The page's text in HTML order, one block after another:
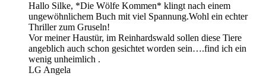
Hallo Silke, *Die Wölfe Kommen* klingt nach einem
ungewöhnlichem Buch mit viel Spannung.Wohl ein echter
Thriller zum Gruseln!
Vor meiner Haustür, im Reinhardswald sollen diese Tiere
angeblich auch schon gesichtet worden sein….find ich ein
wenig unheimlich .
LG Angela